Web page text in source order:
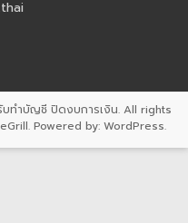
บทำบัญชี ปิดงบการเงิน. All rights
Powered by:WordPress.